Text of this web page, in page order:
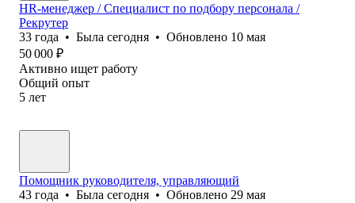
HR-менеджер / Специалист по подбору персонала /
Рекрутер
33 года • Была сегодня • Обновлено 10 мая
50 000 ₽
Активно ищет работу
Общий опыт
5 лет
Помощник руководителя, управляющий
43 года • Была сегодня • Обновлено 29 мая